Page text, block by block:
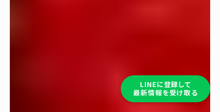
LINEに登録して
最新情報を受け取る